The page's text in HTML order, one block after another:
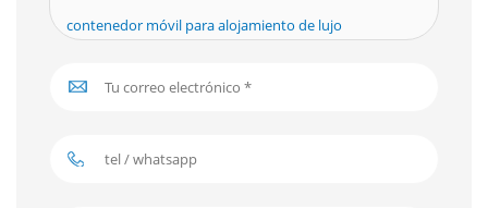
contenedor móvil para alojamiento de lujo